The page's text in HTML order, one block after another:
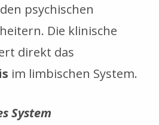
psychischen
Die klinische
direkt das
im limbischen System.
System